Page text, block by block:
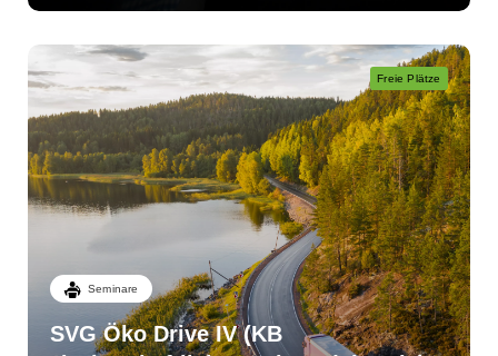
Freie Plätze
Seminare
SVG Öko Drive IV (KB